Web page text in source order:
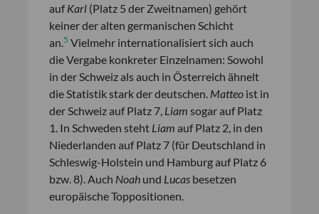
aufKarl (Platz 5 der Zweitnamen) gehört
keiner der alten germanischen Schicht
an. 5 Vielmehr internationalisiert sich auch
die Vergabe konkreter Einzelnamen: Sowohl
in der Schweiz als auch in Österreich ähnelt
die Statistik stark der deutschen. Matteo ist in
der Schweiz auf Platz 7, Liam sogar auf Platz
1. In Schweden steht Liam auf Platz 2, in den
Niederlanden auf Platz 7 (für Deutschland in
Schleswig-Holstein und Hamburg auf Platz 6
bzw. 8). Auch Noah und Lucas besetzen
europäische Toppositionen.